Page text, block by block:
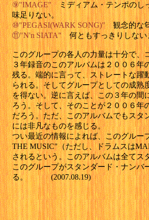
⑨"IMAGE"ミディアム・テンポのし
味足りない。
⑩"PEGASI(WARK SONG)"観念的な匂
⑪"N'n SIATA"何ともすっきりしな
このグループの各人の力量は十分で、
３年録音のこのアルバムは２００６年
残る。端的に言って、ストレートな躍
られる。そしてグループとしての成熟
を得ない。逆に言えば、この３年の間
ろう。そして、そのことが２００６
だろう。ただ、このアルバムでもスタ
には非凡なものを感じる。
つい最近の情報によれば、このグル
THE MUSIC"（ただし、ドラムスは
されるという。このアルバムは全てス
このグループがスタンダード・ナンバ
る。 (2007.08.19)